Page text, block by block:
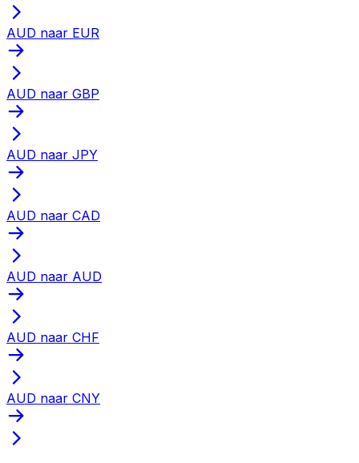
AUD naar EUR
AUD naar GBP
AUD naar JPY
AUD naar CAD
AUD naar AUD
AUD naar CHF
AUD naar CNY